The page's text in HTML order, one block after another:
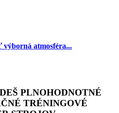
atmosféra...
PLNOHODNOTNÉ
TRÉNINGOVÉ